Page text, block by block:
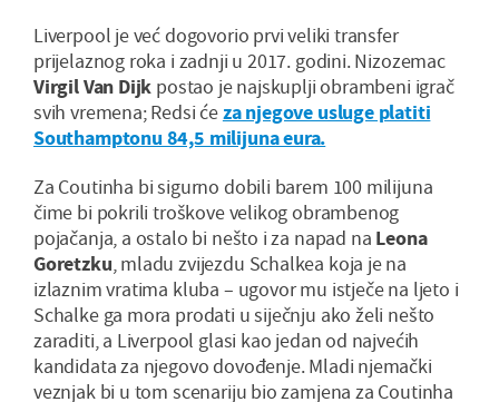
Liverpool je već dogovorio prvi veliki transfer
prijelaznog roka i zadnji u 2017. godini. Nizozemac
Virgil Van Dijk postao je najskuplji obrambeni igrač
svih vremena; Redsi ćeza njegove usluge platiti
Southamptonu 84,5 milijuna eura.
Za Coutinha bi sigurno dobili barem 100 milijuna
čime bi pokrili troškove velikog obrambenog
pojačanja, a ostalo bi nešto i za napad na Leona
Goretzku, mladu zvijezdu Schalkea koja je na
izlaznim vratima kluba – ugovor mu istječe na ljeto i
Schalke ga mora prodati u siječnju ako želi nešto
zaraditi, a Liverpool glasi kao jedan od najvećih
kandidata za njegovo dovođenje. Mladi njemački
veznjak bi u tom scenariju bio zamjena za Coutinha